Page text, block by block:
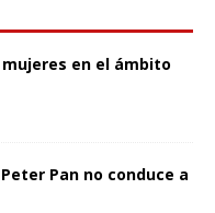
en el ámbito
Pan no conduce a